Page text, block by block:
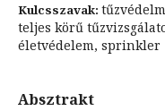
Kulcsszavak:
teljes körű
életvédelem, sprinkler
Absztrakt